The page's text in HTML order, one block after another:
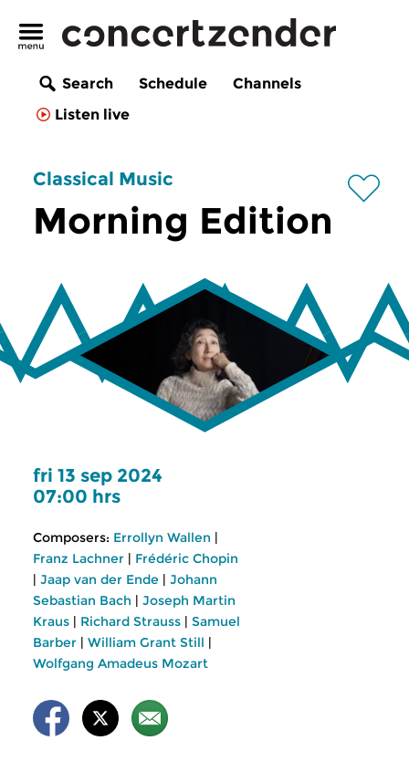
Search Schedule
Channels
Listen live
Classical Music
Morning Edition
fri 13 sep 2024
07:00 hrs
Composers: Errollyn Wallen |
Franz Lachner | Frédéric Chopin
| Jaap van der Ende | Johann
Sebastian Bach | Joseph Martin
Kraus | Richard Strauss | Samuel
Barber | William Grant Still |
Wolfgang Amadeus Mozart